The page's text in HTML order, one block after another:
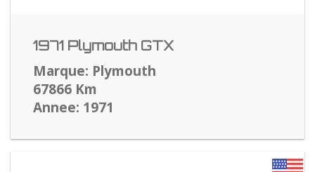
1971 Plymouth GTX
Marque: Plymouth
67866 Km
Annee: 1971